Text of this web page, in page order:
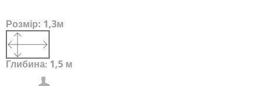
Розмір: 1,3м
Глибина: 1,5 м